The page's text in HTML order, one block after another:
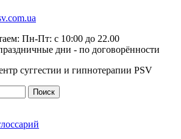
Пн-Пт: с 10:00 до 22.00
дни - по договорённости
суггестии и гипнотерапии PSV
Поиск